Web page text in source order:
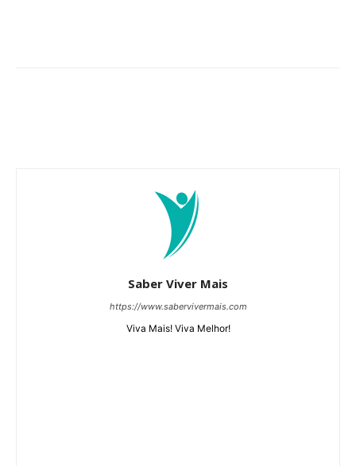
Saber Viver Mais
https://www.sabervivermais.com
Viva Mais! Viva Melhor!